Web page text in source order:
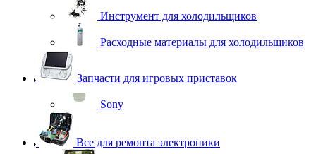
Инструмент для холодильщиков
Расходные материалы для холодильщиков
Запчасти для игровых приставок
Sony
Все для ремонта электроники